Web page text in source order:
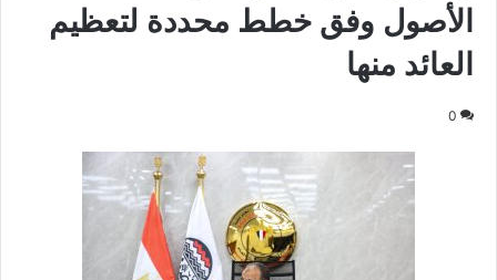
الأصول وفق خطط محددة لتعظيم
العائد منها
0